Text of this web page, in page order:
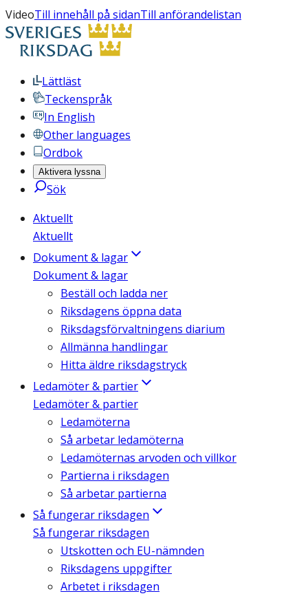
VideoTill innehåll på sidanTill anförandelistan
Lättläst
Teckenspråk
In English
Other languages
Ordbok
Aktivera lyssna
Sök
Aktuellt
Aktuellt
Dokument & lagar
Dokument & lagar
Beställ och ladda ner
Riksdagens öppna data
Riksdagsförvaltningens diarium
Allmänna handlingar
Hitta äldre riksdagstryck
Ledamöter & partier
Ledamöter & partier
Ledamöterna
Så arbetar ledamöterna
Ledamöternas arvoden och villkor
Partierna i riksdagen
Så arbetar partierna
Så fungerar riksdagen
Så fungerar riksdagen
Utskotten och EU-nämnden
Riksdagens uppgifter
Arbetet i riksdagen